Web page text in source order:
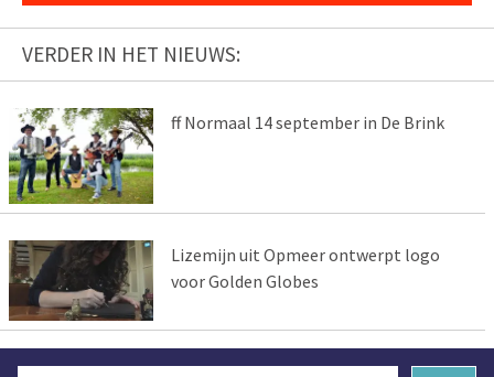
VERDER IN HET NIEUWS:
ff Normaal 14 september in De Brink
Lizemijn uit Opmeer ontwerpt logo
voor Golden Globes